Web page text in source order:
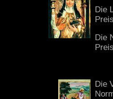
Die
Die
Die